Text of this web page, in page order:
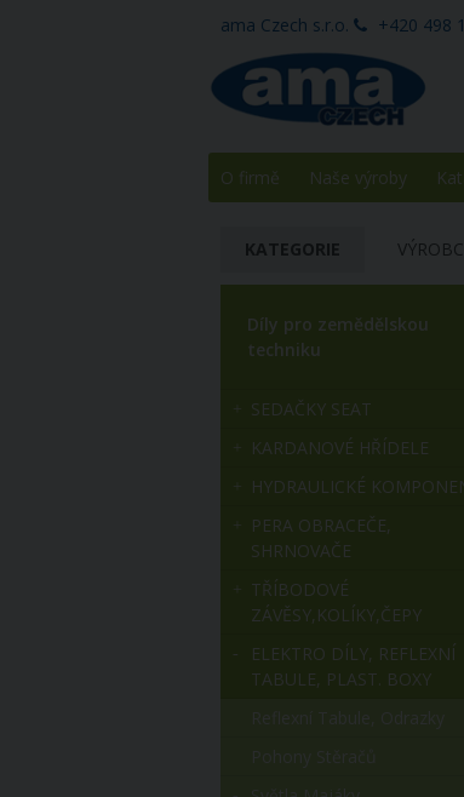
ama Czech s.r.o. +420 498
O firmě Naše výroby
KATEGORIE
Díly pro zemědělskou
techniku
SEDAČKY SEAT
KARDANOVÉ HŘÍDELE
HYDRAULICKÉ
PERA OBRACEČE,
SHRNOVAČE
TŘÍBODOVÉ
ZÁVĚSY,KOLÍKY,ČEPY
ELEKTRO DÍLY, REFLEXNÍ
TABULE, PLAST. BOXY